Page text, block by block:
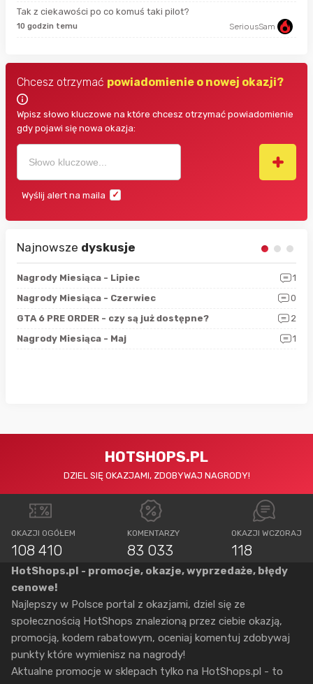
Tak z ciekawości po co komuś taki pilot?
10 godzin temu SeriousSam
Chcesz otrzymać powiadomienie o nowej okazji?
Wpisz słowo kluczowe na które chcesz otrzymać powiadomienie
gdy pojawi się nowa okazja:
Wyślij alert na maila
Najnowsze dyskusje
Nagrody Miesiąca - Lipiec
1
Nagrody Miesiąca - Czerwiec
0
GTA 6 PRE ORDER - czy są już dostępne?
2
Nagrody Miesiąca - Maj
1
HOTSHOPS.PL
DZIEL SIĘ OKAZJAMI, ZDOBYWAJ NAGRODY!
OKAZJI OGÓŁEM
108 410
KOMENTARZY
83 033
OKAZJI WCZORAJ
118
HotShops.pl - promocje, okazje, wyprzedaże, błędy
cenowe!
Najlepszy w Polsce portal z okazjami, dziel się ze
społecznością HotShops znalezioną przez ciebie okazją,
promocją, kodem rabatowym, oceniaj komentuj zdobywaj
punkty które wymienisz na nagrody!
Aktualne promocje w sklepach tylko na HotShops.pl - to